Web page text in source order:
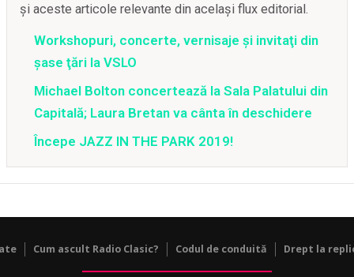
și aceste articole relevante din același flux editorial.
Workshopuri, concerte, vernisaje şi invitaţi din
şase ţări la VSLO
Michael Bolton concertează la Sala Palatului din
Capitală; Laura Bretan va cânta în deschidere
Începe JAZZ IN THE PARK 2019!
Cum ascult Radio Clasic? Codul de conduită Drept la